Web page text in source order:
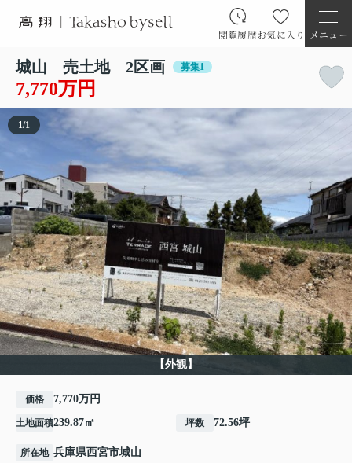
閲覧履歴お気に入り メニュー
城山 売土地 2区画 募集1
7,770万円
【外観】
1/1
価格 7,770万円
土地面積239.87㎡ 坪数 72.56坪
所在地 兵庫県西宮市城山